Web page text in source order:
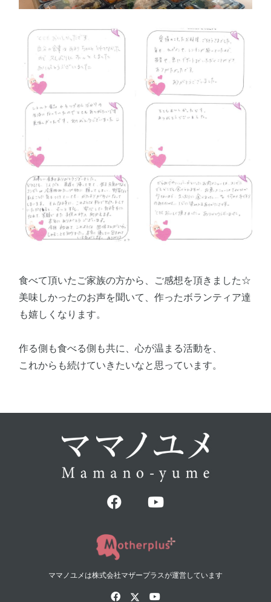
食べて頂いたご家族の方から、ご感想を頂きました☆
美味しかったのお声を聞いて、作ったボランティア達
も嬉しくなります。
作る側も食べる側も共に、心が温まる活動を、
これからも続けていきたいなと思っています。
ママノユメは株式会社マザープラスが運営しています